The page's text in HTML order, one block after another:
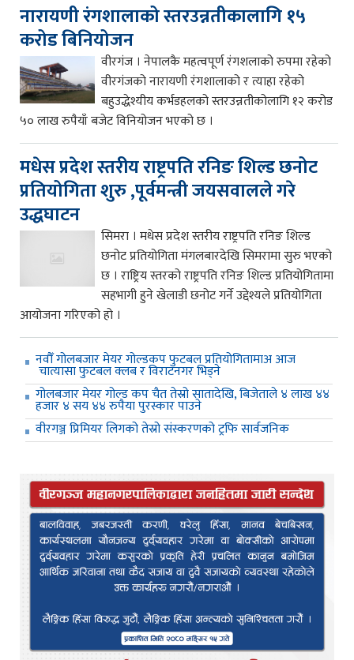
नारायणी रंगशालाको स्तरउन्नतीकालागि १५
करोड बिनियोजन
वीरगंज । नेपालकै महत्वपूर्ण रंगशलाको रुपमा रहेको
वीरगंजको नारायणी रंगशालाको र त्याहा रहेको
बहुउद्धेश्यीय कर्भडहलको स्तरउन्नतीकोलागि १२ करोड
५० लाख रुपैयाँ बजेट विनियोजन भएको छ ।
मधेस प्रदेश स्तरीय राष्ट्रपति रनिङ शिल्ड छनोट
प्रतियोगिता शुरु ,पूर्वमन्त्री जयसवालले गरे
उद्धघाटन
सिमरा । मधेस प्रदेश स्तरीय राष्ट्रपति रनिङ शिल्ड
छनोट प्रतियोगिता मंगलबारदेखि सिमरामा सुरु भएको
छ । राष्ट्रिय स्तरको राष्ट्रपति रनिङ शिल्ड प्रतियोगितामा
सहभागी हुने खेलाडी छनोट गर्ने उद्देश्यले प्रतियोगिता
आयोजना गरिएको हो ।
नवौँ गोलबजार मेयर गोल्डकप फुटबल प्रतियोगितामाअ आज
चात्यासा फुटबल क्लब र विराटनगर भिड्ने
गोलबजार मेयर गोल्ड कप चैत तेस्रो सातादेखि, बिजेताले ४ लाख ४४
हजार ४ सय ४४ रुपैया पुरस्कार पाउने
वीरगञ्ज प्रिमियर लिगको तेस्रो संस्करणको ट्रफि सार्वजनिक